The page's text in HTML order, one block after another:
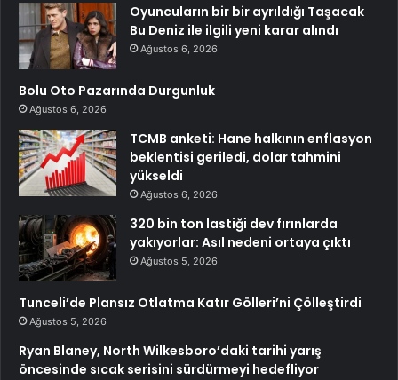
Oyuncuların bir bir ayrıldığı Taşacak
Bu Deniz ile ilgili yeni karar alındı
Ağustos 6, 2026
Bolu Oto Pazarında Durgunluk
Ağustos 6, 2026
TCMB anketi: Hane halkının enflasyon
beklentisi geriledi, dolar tahmini
yükseldi
Ağustos 6, 2026
320 bin ton lastiği dev fırınlarda
yakıyorlar: Asıl nedeni ortaya çıktı
Ağustos 5, 2026
Tunceli’de Plansız Otlatma Katır Gölleri’ni Çölleştirdi
Ağustos 5, 2026
Ryan Blaney, North Wilkesboro’daki tarihi yarış
öncesinde sıcak serisini sürdürmeyi hedefliyor